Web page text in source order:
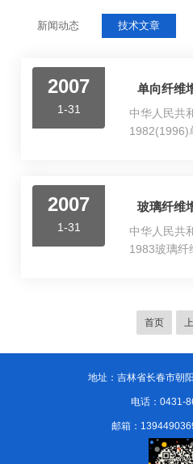
新闻动态 技术文章
2007
1-31
中华人民共
1982(1996)
于选材和质
计算：
于5mm的
度。1.2每
2007
1-31
中华人民共
1983玻璃纤
压缩弹性模
尺寸见图1
尺寸Ⅰ型尺寸
1410&...
首页
地址：吉林省长春市朝
电话：0431-
邮箱：